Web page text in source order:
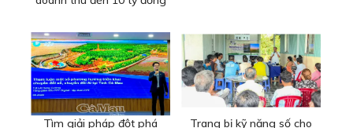
Tìm giải pháp đột phá
Trang bị kỹ năng số cho